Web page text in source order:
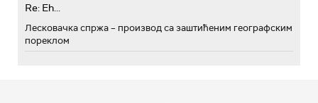
Re: Eh...
Лесковачка спржа – производ са заштићеним географским
пореклом